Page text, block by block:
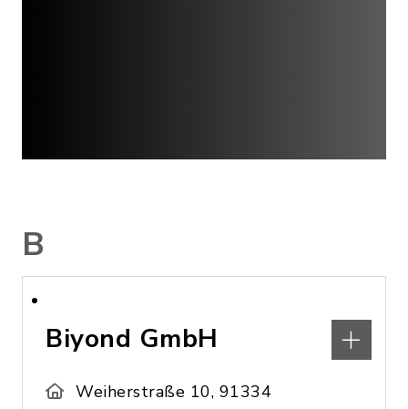
B
Biyond GmbH
Weiherstraße 10, 91334